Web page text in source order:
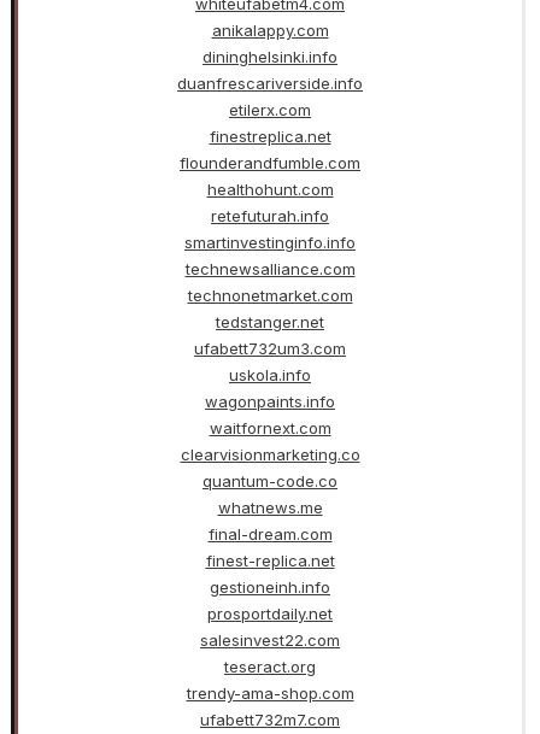
anikalappy.com
dininghelsinki.info
duanfrescariverside.info
etilerx.com
finestreplica.net
flounderandfumble.com
healthohunt.com
retefuturah.info
smartinvestinginfo.info
technewsalliance.com
technonetmarket.com
tedstanger.net
ufabett732um3.com
uskola.info
wagonpaints.info
waitfornext.com
clearvisionmarketing.co
quantum-code.co
whatnews.me
final-dream.com
finest-replica.net
gestioneinh.info
prosportdaily.net
salesinvest22.com
teseract.org
trendy-ama-shop.com
ufabett732m7.com